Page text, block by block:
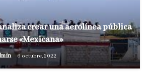
crear una aerolínea pública
«Mexicana»
6 octubre, 2022